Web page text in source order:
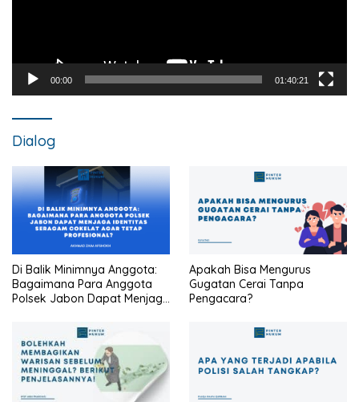
00:00 01:40:21
Dialog
Di Balik Minimnya Anggota:
Bagaimana Para Anggota
Polsek Jabon Dapat Menjaga
Agar Tetap Profesional?
Apakah Bisa Mengurus
Gugatan Cerai Tanpa
Pengacara?